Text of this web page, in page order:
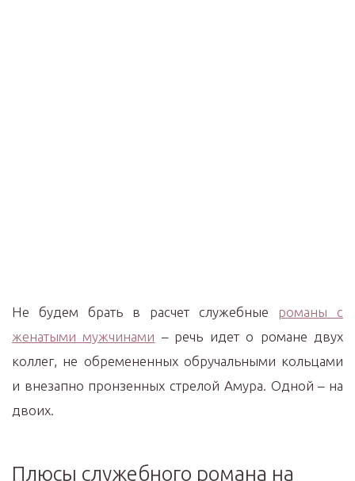
Не будем брать в расчет служебные романы с
женатыми мужчинами – речь идет о романе двух
коллег, не обремененных обручальными кольцами
и внезапно пронзенных стрелой Амура. Одной – на
двоих.
Плюсы служебного романа на